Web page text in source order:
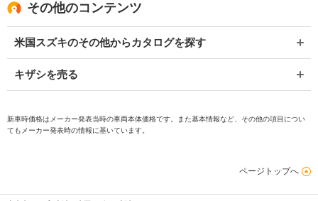
その他のコンテンツ
米国スズキのその他からカタログを探す
キザシを売る
新車時価格はメーカー発表当時の車両本体価格です。また基本情報など、その他の項目につい
てもメーカー発表時の情報に基いています。
ページトップへ